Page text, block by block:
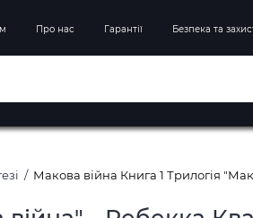
Про нас Гарантії Безпека та
Макова війна Книга 1 Трилогія